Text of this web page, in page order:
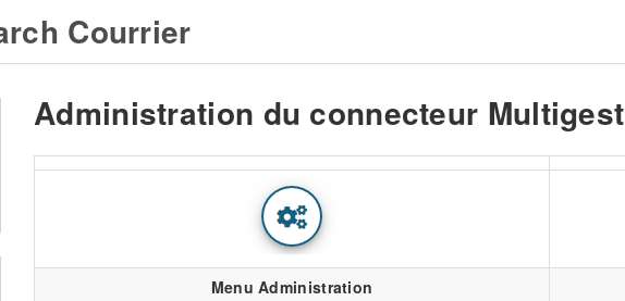
Courrier
Administration du connecteur Multigest
Menu Administration